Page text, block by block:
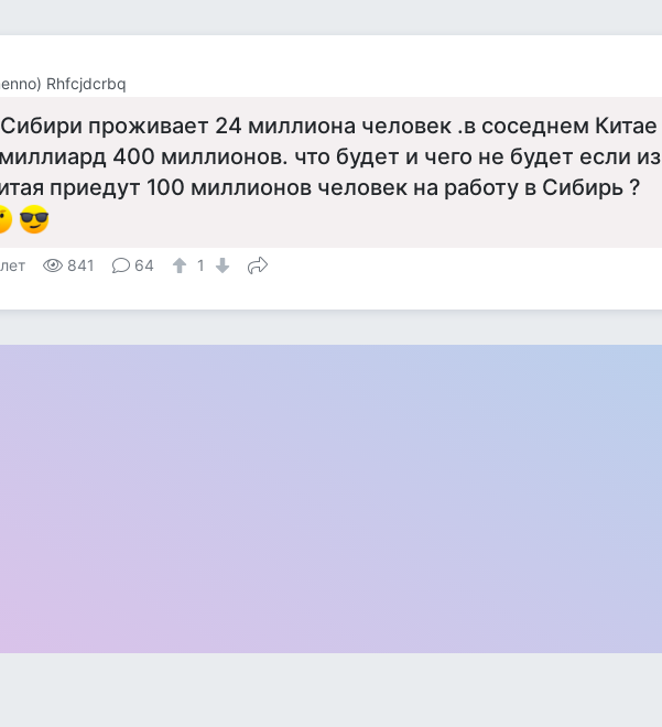
Rhfcjdcrbq
проживает 24 миллиона человек .в соседнем Китае
400 миллионов. что будет и чего не будет если из
приедут 100 миллионов человек на работу в Сибирь ?
841 64 1